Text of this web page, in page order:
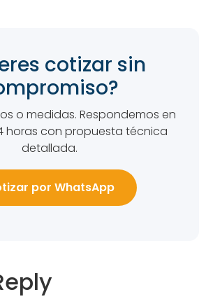
cotizar sin
o medidas. Respondemos en
horas con propuesta técnica
detallada.
por WhatsApp